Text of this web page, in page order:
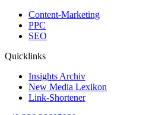
Content-Marketing
PPC
SEO
Quicklinks
Insights Archiv
New Media Lexikon
Link-Shortener